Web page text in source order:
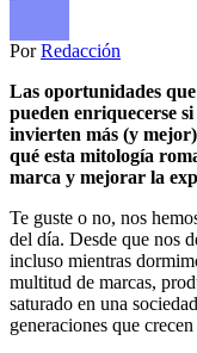
PorRedacción
Las oportunidades
pueden enriquecerse
invierten más (y
qué esta mitología
marca y mejorar la
Te guste o no, nos
del día. Desde que nos
incluso mientras
multitud de marcas,
saturado en una
generaciones que